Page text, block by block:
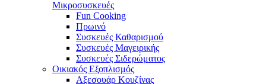
Μικροσυσκευές
Fun Cooking
Πρωινό
Συσκευές Καθαρισμού
Συσκευές Μαγειρικής
Συσκευές Σιδερώματος
Οικιακός Εξοπλισμός
Αξεσουάρ Κουζίνας